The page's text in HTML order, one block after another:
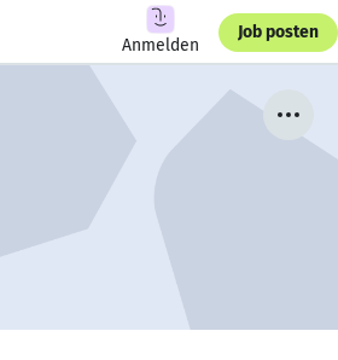
Anmelden
Job posten